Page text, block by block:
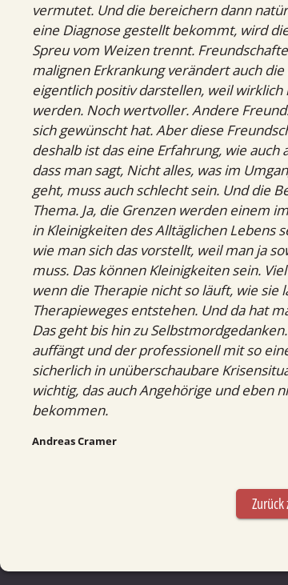
vermutet. Und die bereichern dann
eine Diagnose gestellt bekommt, wird
Spreu vom Weizen trennt.
malignen Erkrankung verändert auch
eigentlich positiv darstellen, weil
werden. Noch wertvoller. Andere
sich gewünscht hat. Aber diese
deshalb ist das eine Erfahrung, wie
dass man sagt, Nicht alles, was im
geht, muss auch schlecht sein. Und die
Thema. Ja, die Grenzen werden einem
in Kleinigkeiten des Alltäglichen Lebens
wie man sich das vorstellt, weil man ja
muss. Das können Kleinigkeiten sein.
wenn die Therapie nicht so läuft, wie
Therapieweges entstehen. Und da hat
Das geht bis hin zu
auffängt und der professionell mit so
sicherlich in unüberschaubare
wichtig, das auch Angehörige und eben
bekommen.
Andreas Cramer